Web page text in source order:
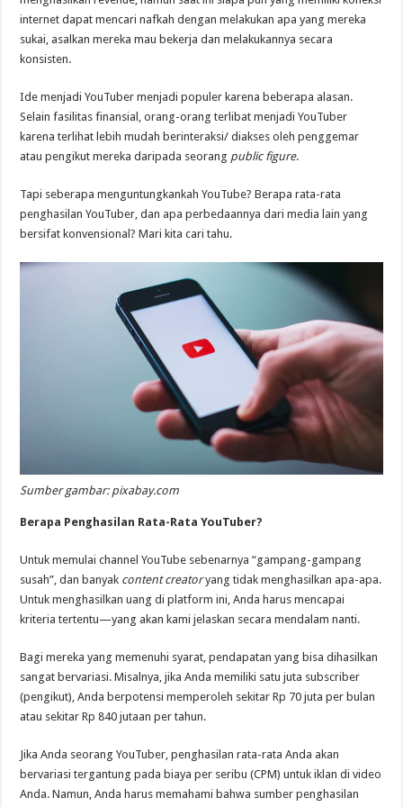
internet dapat mencari nafkah dengan melakukan apa yang mereka
sukai, asalkan mereka mau bekerja dan melakukannya secara
konsisten.
Ide menjadi YouTuber menjadi populer karena beberapa alasan.
Selain fasilitas finansial, orang-orang terlibat menjadi YouTuber
karena terlihat lebih mudah berinteraksi/ diakses oleh penggemar
atau pengikut mereka daripada seorang public figure.
Tapi seberapa menguntungkankah YouTube? Berapa rata-rata
penghasilan YouTuber, dan apa perbedaannya dari media lain yang
bersifat konvensional? Mari kita cari tahu.
Sumber gambar: pixabay.com
Berapa Penghasilan Rata-Rata YouTuber?
Untuk memulai channel YouTube sebenarnya “gampang-gampang
susah”, dan banyak content creatoryang tidak menghasilkan apa-apa.
Untuk menghasilkan uang di platform ini, Anda harus mencapai
kriteria tertentu—yang akan kami jelaskan secara mendalam nanti.
Bagi mereka yang memenuhi syarat, pendapatan yang bisa dihasilkan
sangat bervariasi. Misalnya, jika Anda memiliki satu juta subscriber
(pengikut), Anda berpotensi memperoleh sekitar Rp 70 juta per bulan
atau sekitar Rp 840 jutaan per tahun.
Jika Anda seorang YouTuber, penghasilan rata-rata Anda akan
bervariasi tergantung pada biaya per seribu (CPM) untuk iklan di video
Anda. Namun, Anda harus memahami bahwa sumber penghasilan